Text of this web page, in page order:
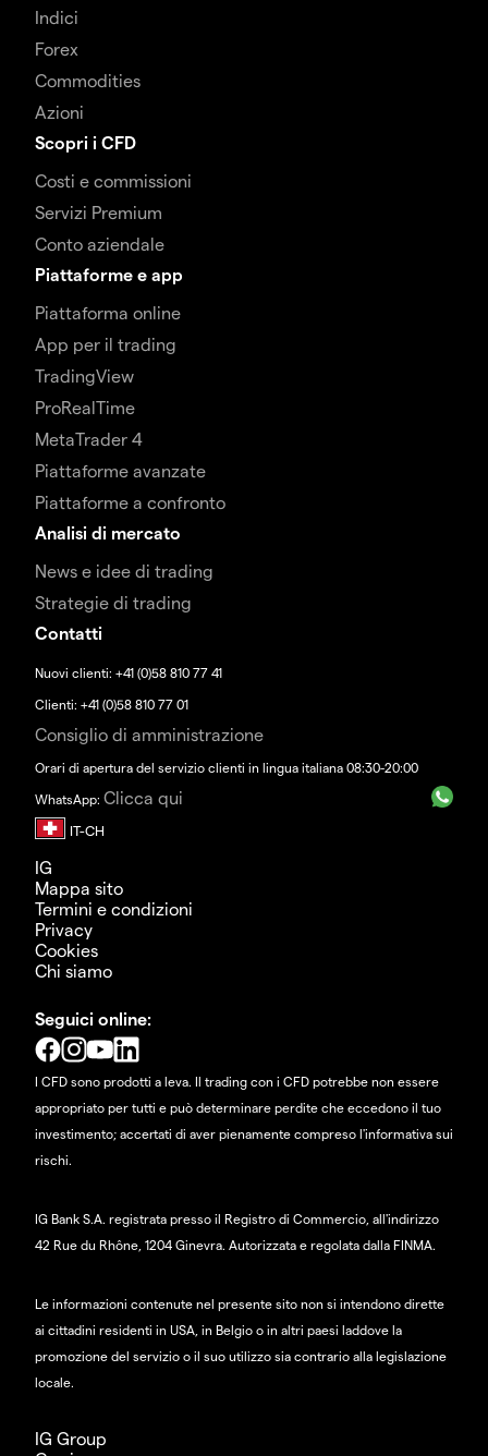
Indici
Forex
Commodities
Azioni
Scopri i CFD
Costi e commissioni
Servizi Premium
Conto aziendale
Piattaforme e app
Piattaforma online
App per il trading
TradingView
ProRealTime
MetaTrader 4
Piattaforme avanzate
Piattaforme a confronto
Analisi di mercato
News e idee di trading
Strategie di trading
Contatti
Nuovi clienti: +41 (0)58 810 77 41
Clienti: +41 (0)58 810 77 01
Consiglio di amministrazione
Orari di apertura del servizio clienti in lingua italiana 08:30-20:00
WhatsApp: Clicca qui
IG
Mappa sito
Termini e condizioni
Privacy
Cookies
Chi siamo
Seguici online:
I CFD sono prodotti a leva. Il trading con i CFD potrebbe non essere
appropriato per tutti e può determinare perdite che eccedono il tuo
investimento; accertati di aver pienamente compreso l'informativa sui
rischi.
IG Bank S.A. registrata presso il Registro di Commercio, all'indirizzo
42 Rue du Rhône, 1204 Ginevra. Autorizzata e regolata dalla FINMA.
Le informazioni contenute nel presente sito non si intendono dirette
ai cittadini residenti in USA, in Belgio o in altri paesi laddove la
promozione del servizio o il suo utilizzo sia contrario alla legislazione
locale.
IG Group